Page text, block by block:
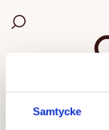
Samtycke
Sök bland filmer